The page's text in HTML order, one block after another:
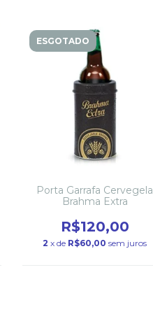
ESGOTADO
Porta Garrafa Cervegela
Brahma Extra
R$120,00
2 x de R$60,00 sem juros